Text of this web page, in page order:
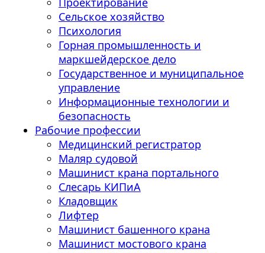
Сельское хозяйство
Психология
Горная промышленность и
маркшейдерское дело
Государственное и муниципальное
управление
Информационные технологии и
безопасность
Рабочие профессии
Медицинский регистратор
Маляр судовой
Машинист крана портального
Слесарь КИПиА
Кладовщик
Лифтер
Машинист башенного крана
Машинист мостового крана